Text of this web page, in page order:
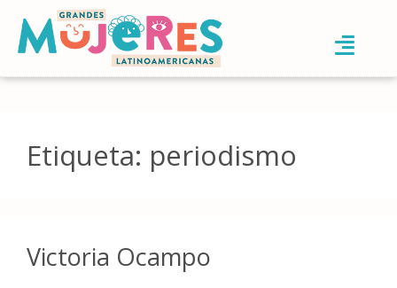
Etiqueta: periodismo
Victoria Ocampo